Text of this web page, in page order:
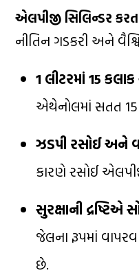
એલપીજી સિલિન્ડર
નીતિન ગડકરી અને
1 લીટરમાં 15
એથેનોલમાં સતત
ઝડપી રસોઈ અને
કારણે રસોઈ
સુરક્ષાની દ્રષ્ટિએ
જેલના રૂપમાં
છે.